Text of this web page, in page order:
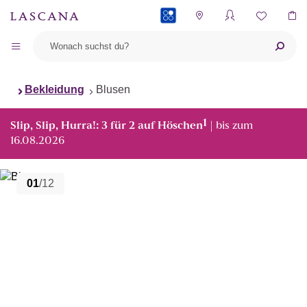
Bekleidung Blusen
Slip, Slip, Hurra!: 3 für 2 auf Höschen1 | bis zum
16.08.2026
01/12